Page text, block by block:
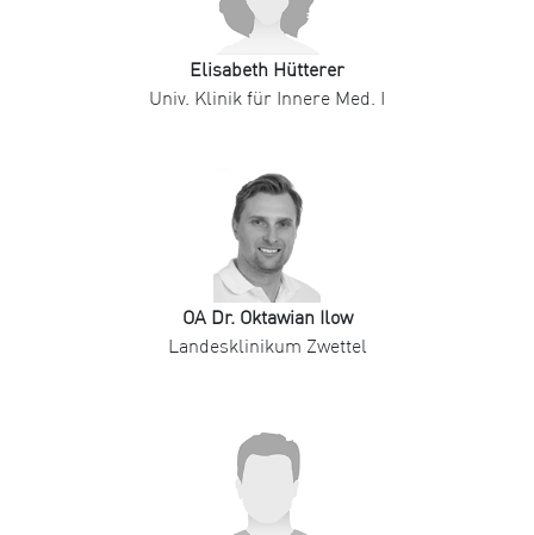
Elisabeth Hütterer
Univ. Klinik für Innere Med. I
OA Dr. Oktawian Ilow
Landesklinikum Zwettel